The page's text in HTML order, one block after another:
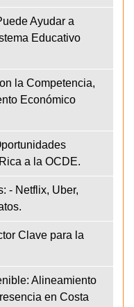
Ayudar a
Educativo
la Competencia,
Económico
a la OCDE.
- Netflix, Uber,
Clave para la
Alineamiento
en Costa